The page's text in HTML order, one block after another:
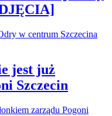
jest już
Szczecin